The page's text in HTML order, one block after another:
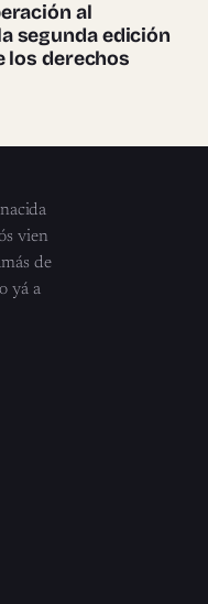
al
segunda edición
los derechos
vien
de
yá a